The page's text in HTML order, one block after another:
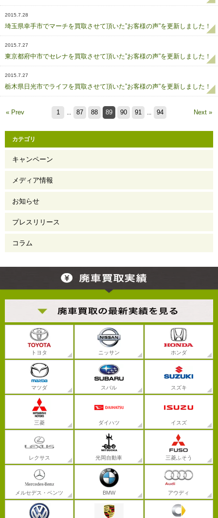
2015.7.28
埼玉県幸手市でマーチを買取させて頂いた”お客様の声”を更新しました！
2015.7.27
東京都府中市でセレナを買取させて頂いた”お客様の声”を更新しました！
2015.7.27
栃木県日光市でライフを買取させて頂いた”お客様の声”を更新しました！
« Prev 1 ... 87 88 89 90 91 ... 94 Next »
カテゴリ
キャンペーン
メディア情報
お知らせ
プレスリリース
コラム
トヨタ ニッサン ホンダ
マツダ スバル スズキ
三菱 ダイハツ イスズ
レクサス 光岡自動車 三菱ふそう
メルセデス・ベンツ BMW アウディ